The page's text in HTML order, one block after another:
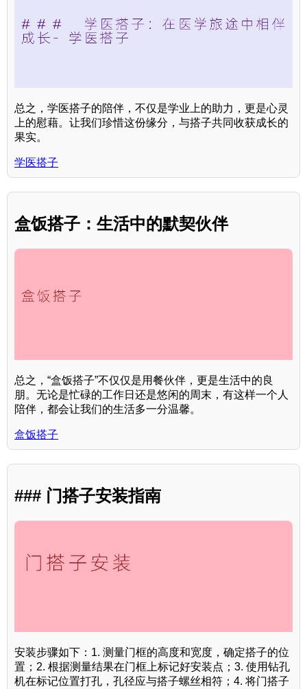
总之，学医搭子的陪伴，不仅是学业上的助力，更是心灵
上的慰藉。让我们珍惜这份缘分，与搭子共同收获成长的
果实。
学医搭子
盒饭搭子：生活中的默契伙伴
总之，“盒饭搭子”不仅仅是用餐伙伴，更是生活中的良
朋。无论是忙碌的工作日还是悠闲的周末，有这样一个人
陪伴，都会让我们的生活多一分温馨。
盒饭搭子
### 门搭子安装指南
安装步骤如下：1. 测量门框的高度和宽度，确定搭子的位
置；2. 根据测量结果在门框上标记好安装点；3. 使用钻孔
机在标记位置打孔，孔径应与搭子螺丝相符；4. 将门搭子